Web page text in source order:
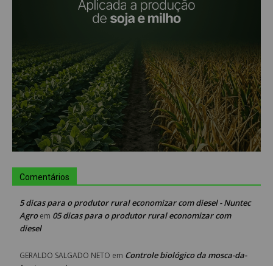
Comentários
5 dicas para o produtor rural economizar com diesel - Nuntec
Agroem 05 dicas para o produtor rural economizar com
diesel
GERALDO SALGADO NETO em Controle biológico da mosca-da-